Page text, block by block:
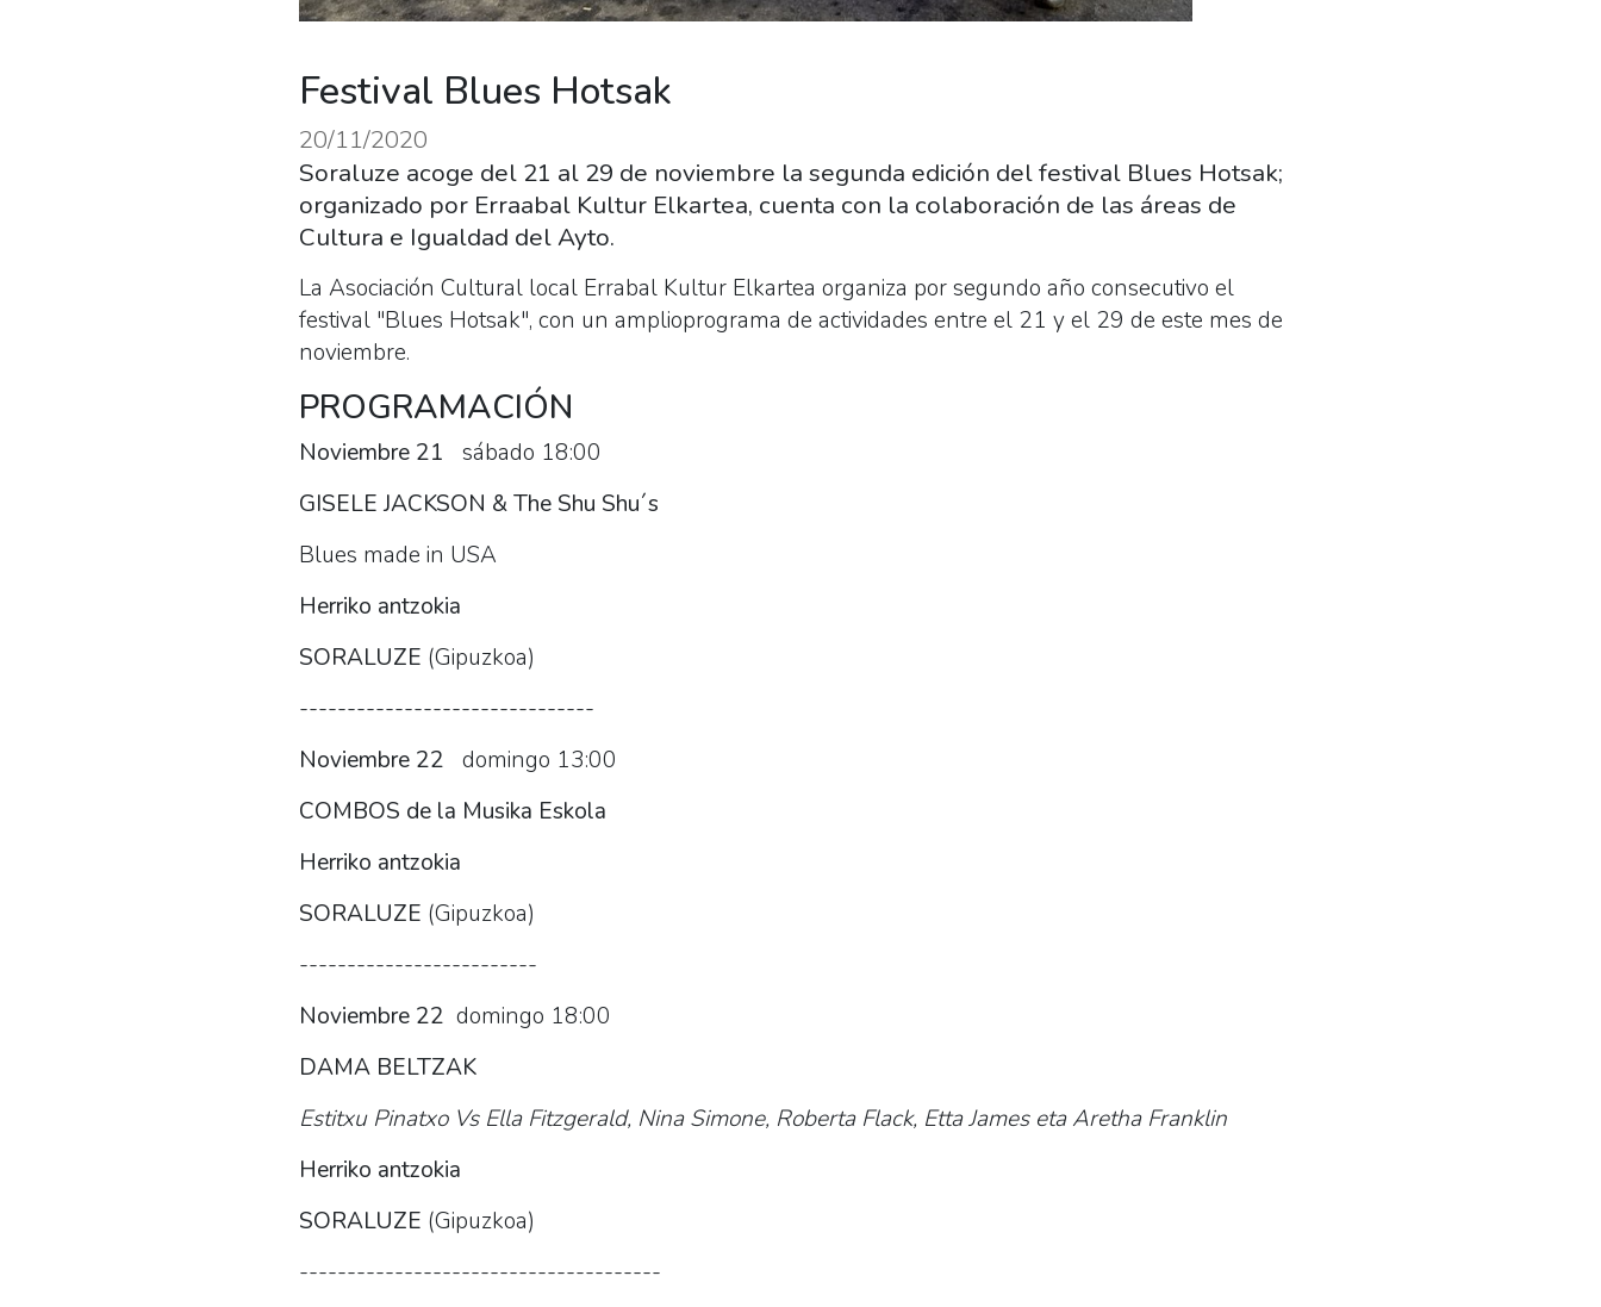
Festival Blues Hotsak
20/11/2020
Soraluze acoge del 21 al 29 de noviembre la segunda edición del festival Blues Hotsak;
organizado por Erraabal Kultur Elkartea, cuenta con la colaboración de las áreas de
Cultura e Igualdad del Ayto.
La Asociación Cultural local Errabal Kultur Elkartea organiza por segundo año consecutivo el
festival "Blues Hotsak", con un amplioprograma de actividades entre el 21 y el 29 de este mes de
noviembre.
PROGRAMACIÓN
Noviembre 21
sábado 18:00
GISELE JACKSON & The Shu Shu´s
Blues made in USA
Herriko antzokia
SORALUZE (Gipuzkoa)
-------------------------------
Noviembre 22
domingo 13:00
COMBOS de la Musika Eskola
Herriko antzokia
SORALUZE (Gipuzkoa)
-------------------------
Noviembre 22 domingo 18:00
DAMA BELTZAK
Estitxu Pinatxo Vs Ella Fitzgerald, Nina Simone, Roberta Flack, Etta James eta Aretha Franklin
Herriko antzokia
SORALUZE (Gipuzkoa)
--------------------------------------